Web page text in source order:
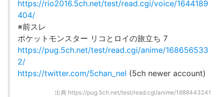
https://rio2016.5ch.net/test/read.cgi/voice/1644189
404/
※前スレ
ポケットモンスター リコとロイの旅立ち 7
https://pug.5ch.net/test/read.cgi/anime/168656533
2/
https://twitter.com/5chan_nel (5ch newer account)
出典 https://pug.5ch.net/test/read.cgi/anime/1688443241